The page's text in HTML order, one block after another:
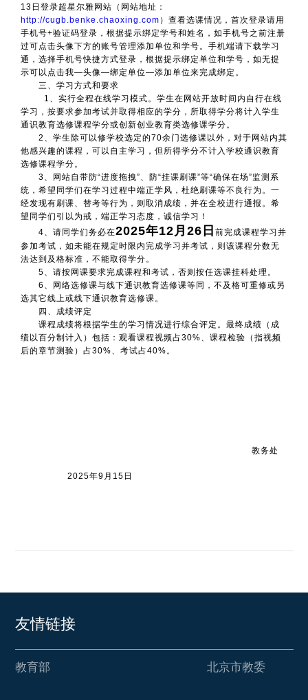
13日登录超星尔雅网站（网站地址：
http://cugb.benke.chaoxing.com ）查看选课情况，首次登录请用
手机号+验证码登录，根据提示绑定学号和姓名，如手机号之前注册
过可点击头像下方的账号管理添加单位和学号。手机端请下载学习
通，选择手机号快捷方式登录，根据提示绑定单位和学号，如无提
示可以点击我—头像—绑定单位—添加单位来完成绑定。
三、学习方式和要求
1、实行全程在线学习模式。学生在网站开放时间内自行在线
学习，按要求参加考试并取得相应的学分，所取得学分将计入学生
通识教育选修课程学分或创新创业教育类选修课学分。
2、学生除可以修学校选定的70余门选修课以外，对于网站内其
他感兴趣的课程，可以自主学习，但所得学分不计入学校通识教育
选修课程学分。
3、网站自带防“进度拖拽”、防“挂课刷课”等“确保在场”监测系
统，希望同学们在学习过程中端正学风，杜绝刷课等不良行为。一
经发现有刷课、替考等行为，则取消成绩，并在全校进行通报。希
望同学们引以为戒，端正学习态度，诚信学习！
4、请同学们务必在2025年12月26日 前完成课程学习并
参加考试，如未能在规定时限内完成学习并考试，则该课程分数无
法达到及格标准，不能取得学分。
5、请按网课要求完成课程和考试，否则按任选课挂科处理。
6、网络选修课与线下通识教育选修课等同，不及格可重修或另
选其它线上或线下通识教育选修课。
四、成绩评定
课程成绩将根据学生的学习情况进行综合评定。最终成绩（成
绩以百分制计入）包括：观看课程视频占30%、课程检验（指视频
后的章节测验）占30%、考试占40%。
教务处
2025年9月15日
友情链接
教育部 北京市教委